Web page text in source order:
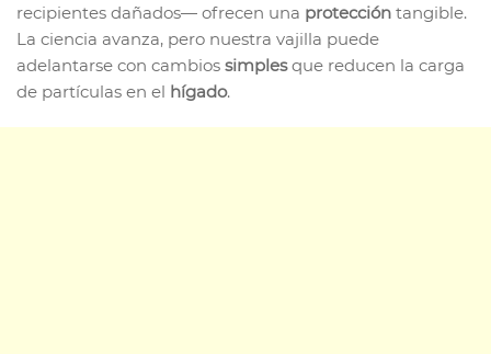
recipientes dañados— ofrecen una protección tangible.
La ciencia avanza, pero nuestra vajilla puede
adelantarse con cambios simplesque reducen la carga
de partículas en el hígado.